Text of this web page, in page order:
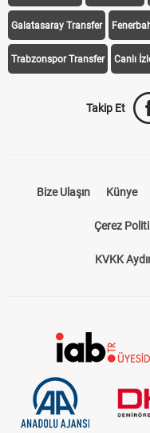
Galatasaray Transfer
Trabzonspor Transfer Canlı
Takip Et
Bize Ulaşın Künye
Çerez
KVKK